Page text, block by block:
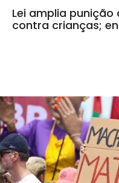
Lei amplia punição
contra crianças;